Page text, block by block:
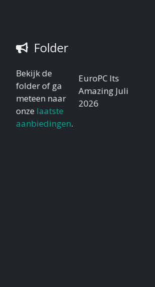
Folder
Bekijk de
folder of ga
meteen naar
onze laatste
aanbiedingen.
EuroPC Its
Amazing Juli
2026